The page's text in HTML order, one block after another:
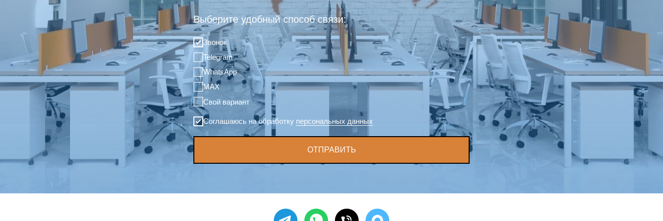
Выберите удобный способ связи:
Звонок
Telegram
WhatsApp
MAX
Свой вариант
Соглашаюсь на обработку персональных данных
ОТПРАВИТЬ